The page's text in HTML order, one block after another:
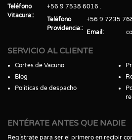
Teléfono
Vitacura:
+56 9 7538 6016
Teléfono
Providencia:
+56 9 7235
Email
SERVICIO AL CLIENTE
Cortes de Vacuno
Blog
Políticas de despacho
ENTÉRATE ANTES QUE NADIE
Regístrate para ser el primero en recibir